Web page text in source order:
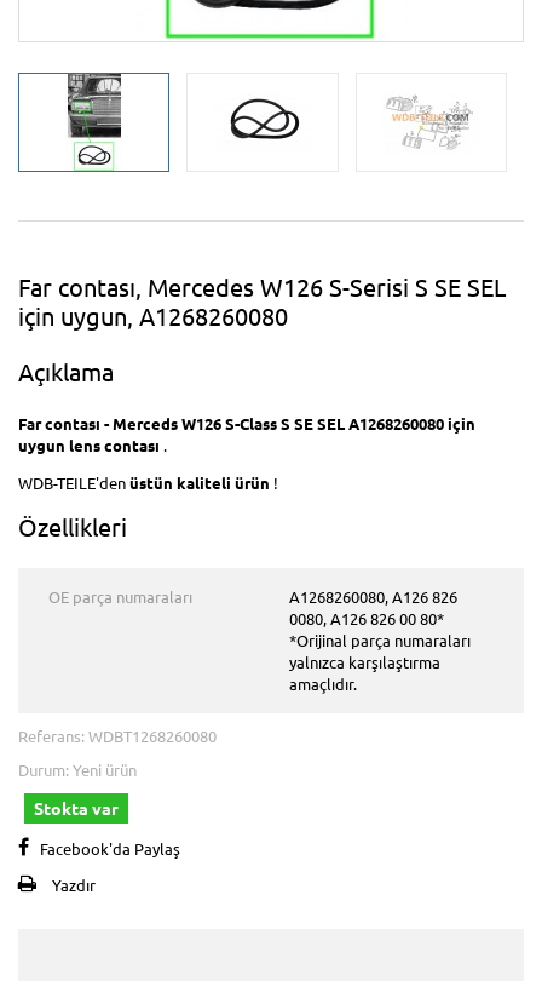
Far contası, Mercedes W126 S-Serisi S SE SEL
için uygun, A1268260080
Açıklama
Far contası - Merceds W126 S-Class S SE SEL A1268260080 için
uygun lens contası .
WDB-TEILE'denüstün kaliteli ürün !
Özellikleri
OE parça numaraları
A1268260080, A126 826
0080, A126 826 00 80*
*Orijinal parça numaraları
yalnızca karşılaştırma
amaçlıdır.
Referans: WDBT1268260080
Durum: Yeni ürün
Stokta var
Facebook'da Paylaş
Yazdır